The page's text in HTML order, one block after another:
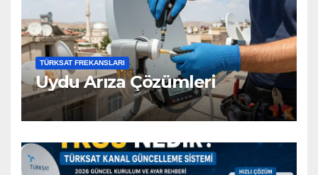
TÜRKSAT FREKANSLARI
Uydu Arıza Çözümleri